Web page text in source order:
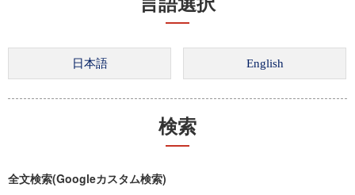
検索
全文検索(Googleカスタム検索)